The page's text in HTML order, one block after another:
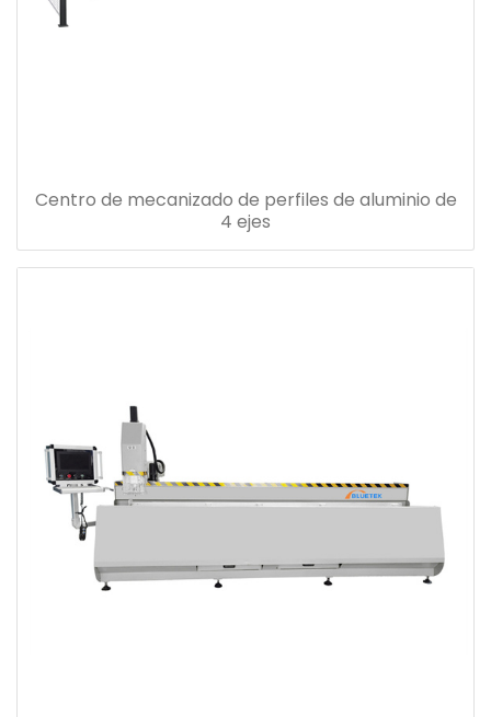
Centro de mecanizado de perfiles de aluminio de
4 ejes